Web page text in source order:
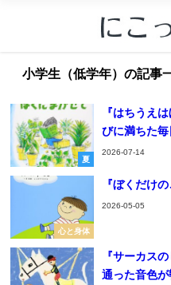
小学生（低学年）の記事
夏
『はちうえ
びに満ちた毎
2026-07-14
心と身体
『ぼくだけ
2026-05-05
『サーカス
通った音色が